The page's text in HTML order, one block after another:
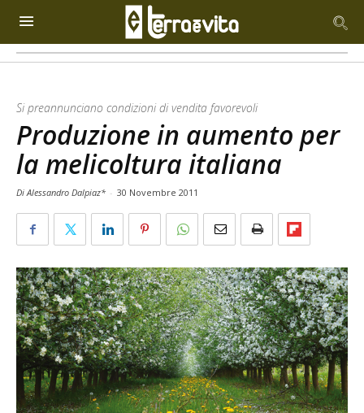
Si preannunciano condizioni di vendita favorevoli
Produzione in aumento per
la melicoltura italiana
Di Alessandro Dalpiaz* - 30 Novembre 2011